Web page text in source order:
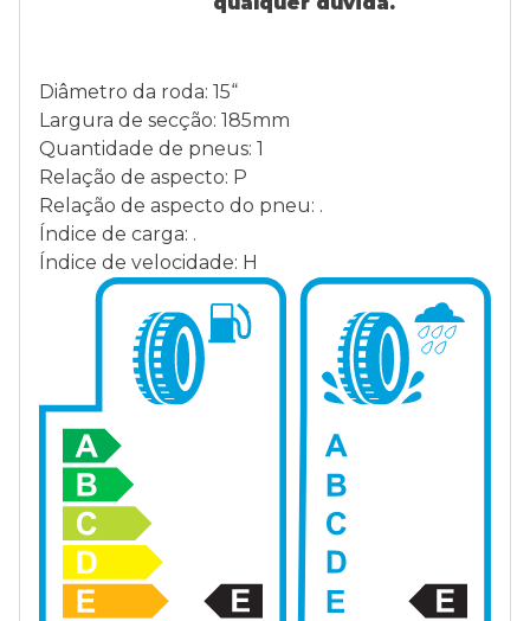
Diâmetro da roda: 15“
Largura de secção: 185mm
Quantidade de pneus: 1
Relação de aspecto: P
Relação de aspecto do pneu: .
Índice de carga: .
Índice de velocidade: H